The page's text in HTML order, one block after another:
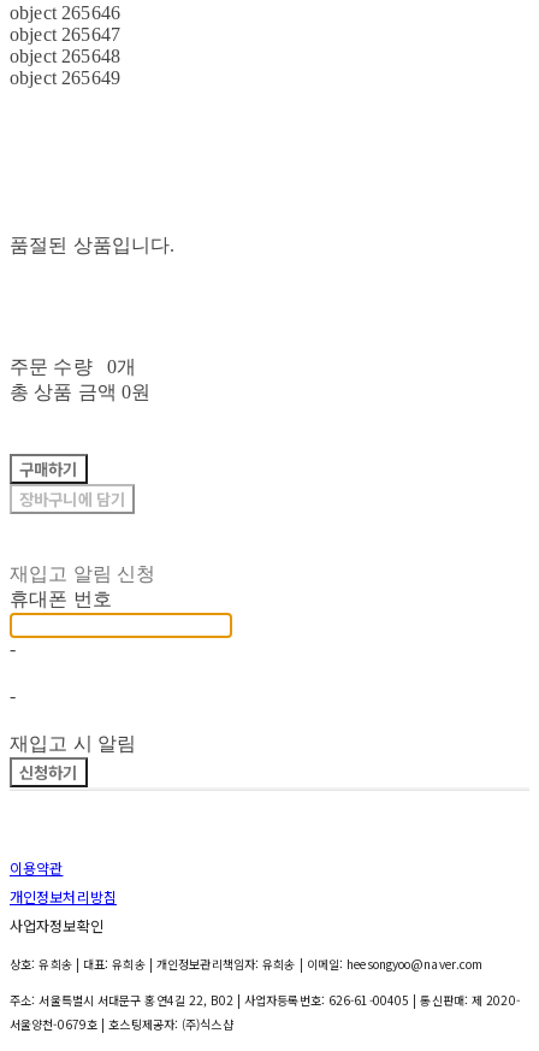
object 265646
object 265647
object 265648
object 265649
품절된 상품입니다.
주문 수량
0개
총 상품 금액 0원
구매하기
장바구니에 담기
재입고 알림 신청
휴대폰 번호
-
-
재입고 시 알림
신청하기
이용약관
개인정보처리방침
사업자정보확인
상호: 유희송 | 대표: 유희송 | 개인정보관리책임자: 유희송 | 이메일: heesongyoo@naver.com
주소: 서울특별시 서대문구 홍연4길 22, B02 | 사업자등록번호: 626-61-00405 | 통신판매:제 2020-
서울양천-0679호 | 호스팅제공자: (주)식스샵